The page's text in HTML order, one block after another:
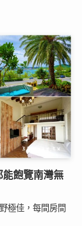
飽覽南灣無
極佳，每間房間